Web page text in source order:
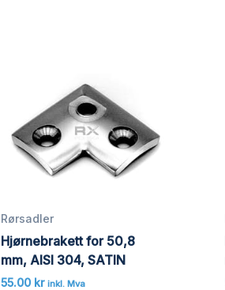
Rørsadler
Hjørnebrakett for 50,8
mm, AISI 304, SATIN
55.00 kr inkl. Mva